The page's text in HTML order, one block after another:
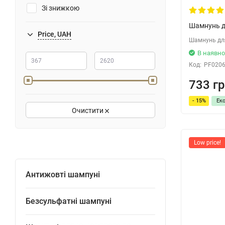
Зі знижкою
Price, UAH
Очистити
Антижовті шампуні
Безсульфатні шампуні
Шамнунь
Шамнунь
В
Код:
733
- 15%
Low price!